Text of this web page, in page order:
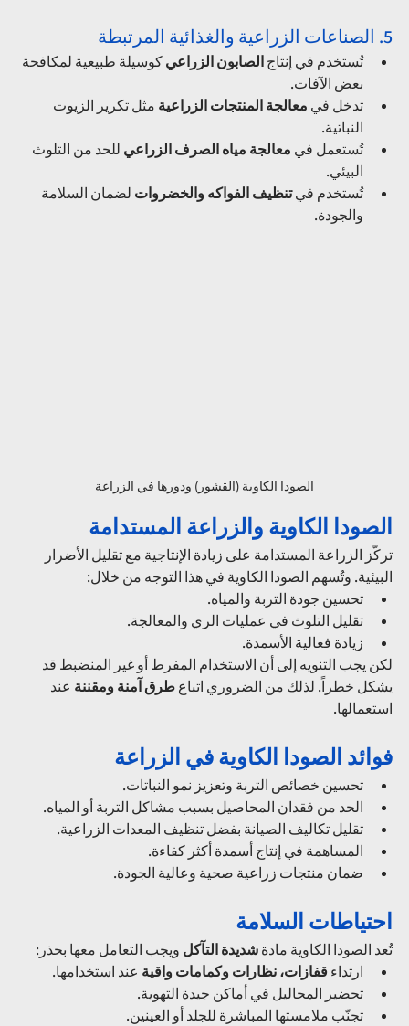
5. الصناعات الزراعية والغذائية المرتبطة
تُستخدم في إنتاج الصابون الزراعي كوسيلة طبيعية لمكافحة
بعض الآفات.
تدخل في معالجة المنتجات الزراعية مثل تكرير الزيوت
النباتية.
تُستعمل في معالجة مياه الصرف الزراعي للحد من التلوث
البيئي.
تُستخدم في تنظيف الفواكه والخضروات لضمان السلامة
والجودة.
الصودا الكاوية (القشور) ودورها في الزراعة
الصودا الكاوية والزراعة المستدامة
تركّز الزراعة المستدامة على زيادة الإنتاجية مع تقليل الأضرار
البيئية. وتُسهم الصودا الكاوية في هذا التوجه من خلال:
تحسين جودة التربة والمياه.
تقليل التلوث في عمليات الري والمعالجة.
زيادة فعالية الأسمدة.
لكن يجب التنويه إلى أن الاستخدام المفرط أو غير المنضبط قد
يشكل خطراً. لذلك من الضروري اتباع طرق آمنة ومقننة عند
استعمالها.
فوائد الصودا الكاوية في الزراعة
تحسين خصائص التربة وتعزيز نمو النباتات.
الحد من فقدان المحاصيل بسبب مشاكل التربة أو المياه.
تقليل تكاليف الصيانة بفضل تنظيف المعدات الزراعية.
المساهمة في إنتاج أسمدة أكثر كفاءة.
ضمان منتجات زراعية صحية وعالية الجودة.
احتياطات السلامة
تُعد الصودا الكاوية مادة شديدة التآكل ويجب التعامل معها بحذر:
ارتداء قفازات، نظارات وكمامات واقية عند استخدامها.
تحضير المحاليل في أماكن جيدة التهوية.
تجنّب ملامستها المباشرة للجلد أو العينين.